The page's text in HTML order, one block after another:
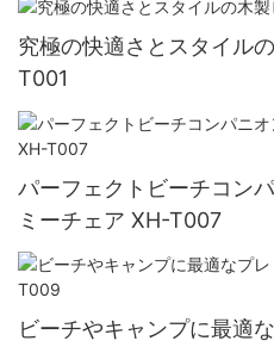
究極の快適さとスタイル
T001
パーフェクトビーチコン
ミーチェア XH-T007
ビーチやキャンプに最適